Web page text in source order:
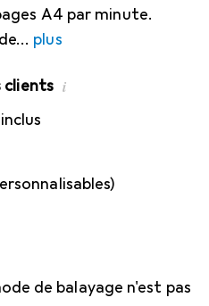
A4 par minute.
plus
clients i
de balayage n'est pas